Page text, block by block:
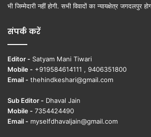
भी जिम्मेदारी नहीं होगी. सभी विवादों का न्यायक्षेत्र जगदलपुर
संपर्क करें
Editor - Satyam Mani Tiwari
Mobile - +919584614111 , 9406351800
Email - thehindkeshari@gmail.com
Sub Editor - Dhaval Jain
Mobile - 7354424490
Email - myselfdhavaljain@gmail.com